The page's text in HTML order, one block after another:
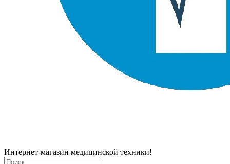
Интернет-магазин медицинской техники!